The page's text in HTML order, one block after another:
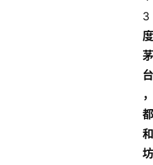
3
度
茅
台
，
都
和
坊